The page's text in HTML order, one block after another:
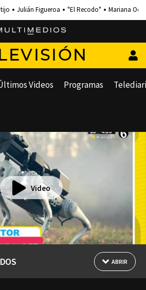
Julián Figueroa "El Recodo" Mariana
Videos Programas
Video
ABRIR